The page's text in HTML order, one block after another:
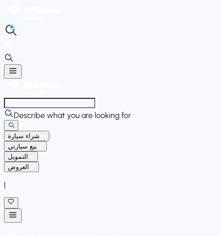
Describe what you are looking for
شراء سيارة
بيع سيارتي
التمويل
العروض
|